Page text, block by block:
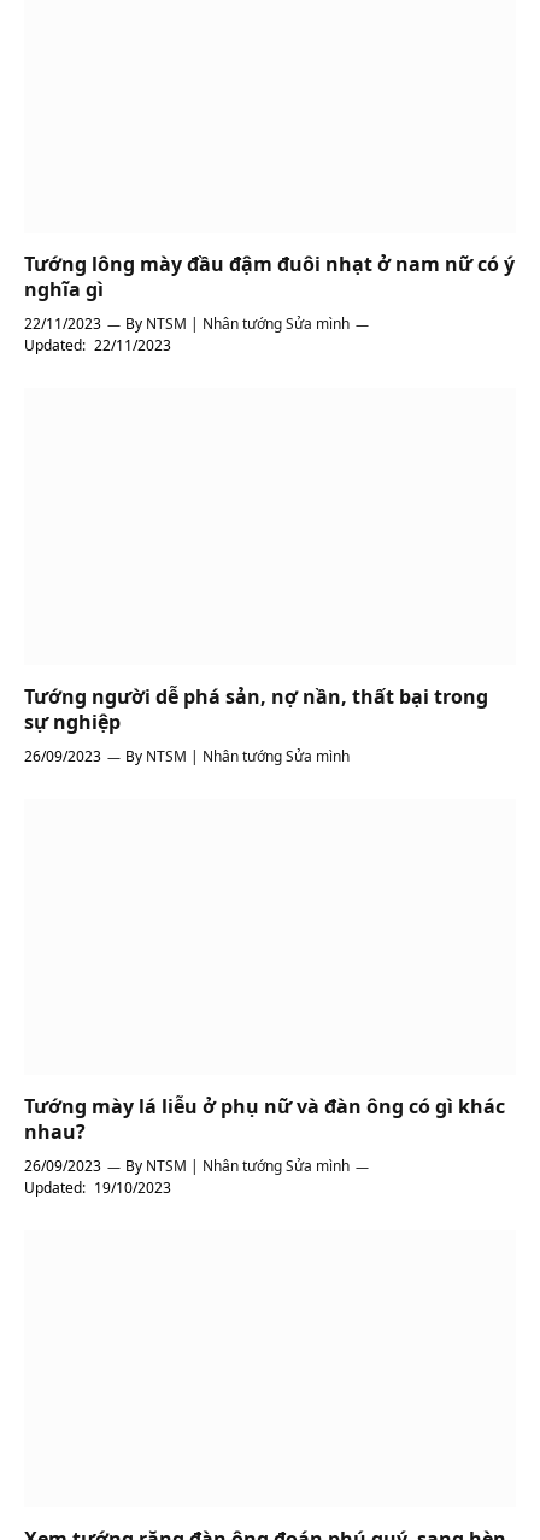
Tướng lông mày đầu đậm đuôi nhạt ở nam nữ có ý
nghĩa gì
22/11/2023 By NTSM | Nhân tướng Sửa mình
Updated: 22/11/2023
Tướng người dễ phá sản, nợ nần, thất bại trong
sự nghiệp
26/09/2023 By NTSM | Nhân tướng Sửa mình
Tướng mày lá liễu ở phụ nữ và đàn ông có gì khác
nhau?
26/09/2023 By NTSM | Nhân tướng Sửa mình
Updated: 19/10/2023